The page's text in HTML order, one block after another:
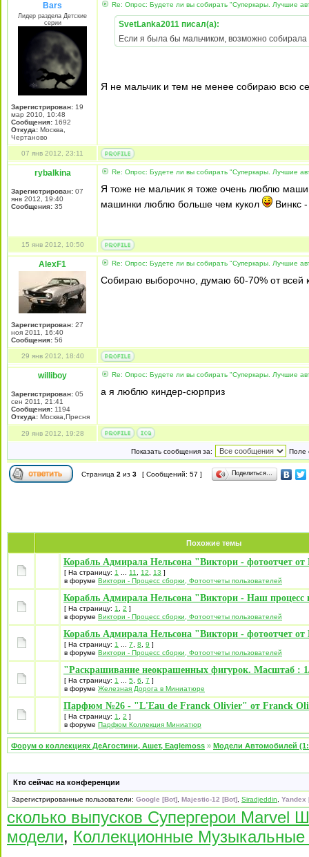
Bars
Лидер раздела Детские
серии
Зарегистрирован: 19
мар 2010, 10:48
Сообщения: 1692
Откуда: Москва,
Чертаново
Re: Опрос: Будете ли вы собирать "Суперкары. Лучшие
SvetLanka2011 писал(а):
Если я была бы мальчиком, возможно
Я не мальчик и тем не менее собираю всю
07 янв 2012, 23:11
rybalkina
Зарегистрирован: 07
янв 2012, 19:40
Сообщения: 35
Re: Опрос: Будете ли вы собирать "Суперкары. Лучшие
Я тоже не мальчик я тоже очень люблю
машинки люблю больше чем кукол
Винкс
15 янв 2012, 10:50
AlexF1
Зарегистрирован: 27
ноя 2011, 16:40
Сообщения: 56
Re: Опрос: Будете ли вы собирать "Суперкары. Лучшие
Собираю выборочно, думаю 60-70% от всей
29 янв 2012, 18:40
williboy
Зарегистрирован: 05
сен 2011, 21:41
Сообщения: 1194
Откуда: Москва,Пресня
Re: Опрос: Будете ли вы собирать "Суперкары. Лучшие
а я люблю киндер-сюрприз
29 янв 2012, 19:28
Показать сообщения за: Поле
Страница 2 из 3 [ Сообщений: 57 ] Поделиться…
Похожие темы
Корабль Адмирала Нельсона "Виктори - фотоотчет от
[ На страницу: 1 11 12 13 ]
в форуме Виктори - Процесс сборки, Фотоотчеты пользователей
Корабль Адмирала Нельсона "Виктори - Наш процесс
[ На страницу: 1 2 ]
в форуме Виктори - Процесс сборки, Фотоотчеты пользователей
Корабль Адмирала Нельсона "Виктори - фотоотчет от
[ На страницу: 1 7 8 9 ]
в форуме Виктори - Процесс сборки, Фотоотчеты пользователей
"Раскрашивание неокрашенных фигурок. Масштаб :
[ На страницу: 1 5 6 7 ]
в форуме Железная Дорога в Миниатюре
Парфюм №26 - "L'Eau de Franck Olivier" от Franck
[ На страницу: 1 2 ]
в форуме Парфюм Коллекция Миниатюр
Форум о коллекциях ДеАгостини, Ашет, Eaglemoss » Модели Автомобилей
Кто сейчас на конференции
Зарегистрированные пользователи: Google [Bot] Majestic-12 [Bot] Siradjeddin Yandex
сколько выпусков Супергерои Marvel
модели, Коллекционные Музыкальные